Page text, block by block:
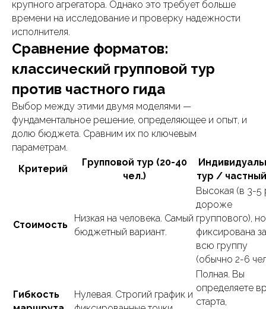
крупного агрегатора. Однако это требует больше
времени на исследование и проверку надежности
исполнителя.
Сравнение форматов:
классический групповой тур
против частного гида
Выбор между этими двумя моделями —
фундаментальное решение, определяющее и опыт, и
долю бюджета. Сравним их по ключевым
параметрам.
Критерий
Групповой тур (20-40
чел.)
тур /
Стоимость
Низкая на человека. Самый
бюджетный вариант.
Высокая (в 3-5
дороже
группового), но
фиксирована за
всю группу
(обычно 2-6
Гибкость
Нулевая. Строгий график и
Полная. Вы
определяете
старта,